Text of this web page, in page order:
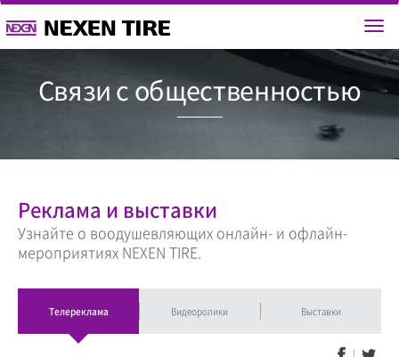
Связи с
Реклама и выставки
Узнайте о воодушевляющих онлайн- и офлайн-
мероприятиях NEXEN TIRE.
Телереклама Видеоролики Выставки